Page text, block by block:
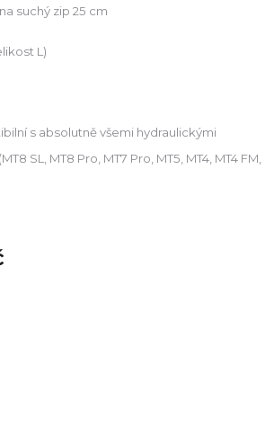
suchý zip 25 cm
L)
s absolutně všemi hydraulickými
SL, MT8 Pro, MT7 Pro, MT5, MT4, MT4 FM,